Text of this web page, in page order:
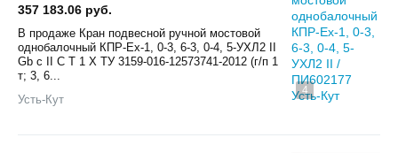
4
357 183.06 руб.
В продаже Кран подвесной ручной мостовой
однобалочный КПР-Ex-1, 0-3, 6-3, 0-4, 5-УХЛ2 II
Gb с II C T 1 X ТУ 3159-016-12573741-2012 (г/п 1
т; 3, 6...
Усть-Кут